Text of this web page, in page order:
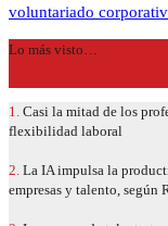
voluntariado
Lo más visto…
1. Casi la mitad de los
flexibilidad laboral
2. La IA impulsa la
empresas y talento, según